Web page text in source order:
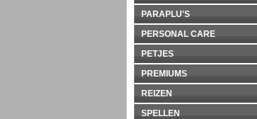
PARAPLU'S
PERSONAL CARE
PETJES
PREMIUMS
REIZEN
SPELLEN